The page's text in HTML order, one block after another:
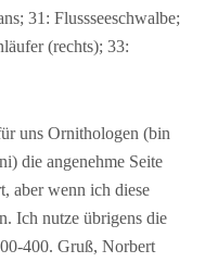
31: Flussseeschwalbe;
(rechts); 33:
uns Ornithologen (bin
die angenehme Seite
aber wenn ich diese
Ich nutze übrigens die
400. Gruß, Norbert